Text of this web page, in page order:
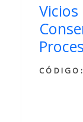
Vicios
CÓDIGO: